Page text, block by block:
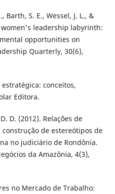
Barth, S. E., Wessel, J. L., &
women's leadership labyrinth:
opportunities on
Quarterly, 30(6),
estratégica: conceitos,
Editora.
D. (2012). Relações de
de estereótipos de
no judiciário de Rondônia.
da Amazônia, 4(3),
no Mercado de Trabalho: